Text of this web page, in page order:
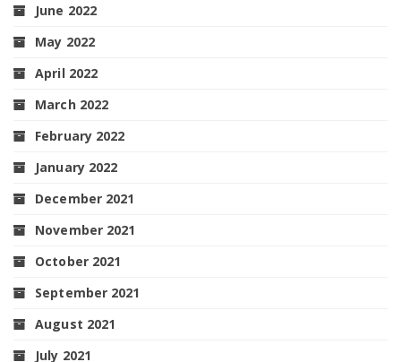
June 2022
May 2022
April 2022
March 2022
February 2022
January 2022
December 2021
November 2021
October 2021
September 2021
August 2021
July 2021